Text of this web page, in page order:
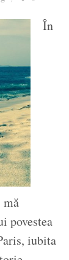
În
mă
povestea
iubita